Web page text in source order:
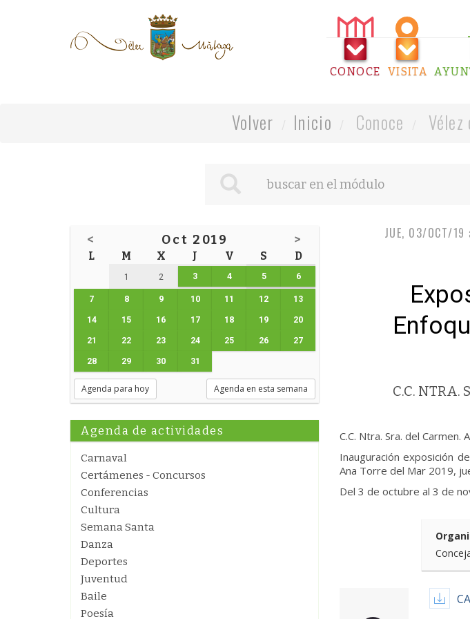
CONOCE VISITA
Volver Inicio Conoce
< Oct 2019 >
L M X J V S D
1 2 3 4 5 6
7 8 9 10 11 12 13
14 15 16 17 18 19 20
21 22 23 24 25 26 27
28 29 30 31
Agenda para hoy Agenda en esta semana
Agenda de actividades
Carnaval
Certámenes - Concursos
Conferencias
Cultura
Semana Santa
Danza
Deportes
Juventud
Baile
Poesía
JUE, 03/OCT/19
C.C. NTRA.
C.C. Ntra. Sra. del
Inauguración exposición
Ana Torre del Mar 2019,
Del 3 de octubre al 3 de